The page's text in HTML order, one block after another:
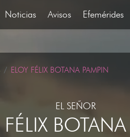
Noticias Avisos Efemérides
ELOY FÉLIX BOTANA PAMPIN
EL SEÑOR